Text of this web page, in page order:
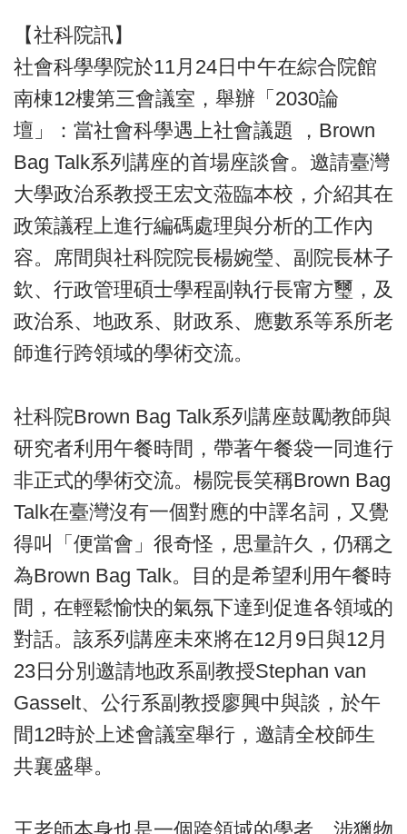
【社科院訊】
社會科學學院於11月24日中午在綜合院館
南棟12樓第三會議室，舉辦「2030論
壇」：當社會科學遇上社會議題 ，Brown
Bag Talk系列講座的首場座談會。邀請臺灣
大學政治系教授王宏文蒞臨本校，介紹其在
政策議程上進行編碼處理與分析的工作內
容。席間與社科院院長楊婉瑩、副院長林子
欽、行政管理碩士學程副執行長甯方璽，及
政治系、地政系、財政系、應數系等系所老
師進行跨領域的學術交流。
社科院Brown Bag Talk系列講座鼓勵教師與
研究者利用午餐時間，帶著午餐袋一同進行
非正式的學術交流。楊院長笑稱Brown Bag
Talk在臺灣沒有一個對應的中譯名詞，又覺
得叫「便當會」很奇怪，思量許久，仍稱之
為Brown Bag Talk。目的是希望利用午餐時
間，在輕鬆愉快的氣氛下達到促進各領域的
對話。該系列講座未來將在12月9日與12月
23日分別邀請地政系副教授Stephan van
Gasselt、公行系副教授廖興中與談，於午
間12時於上述會議室舉行，邀請全校師生
共襄盛舉。